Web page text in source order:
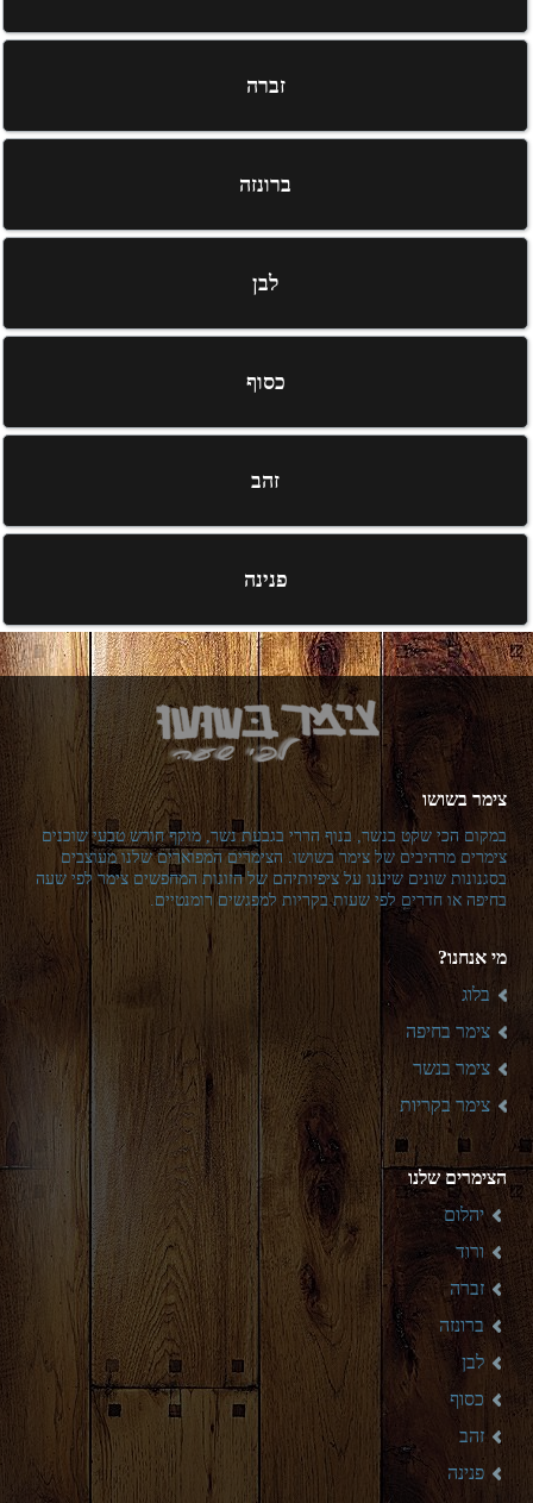
זברה
ברונזה
לבן
כסוף
זהב
פנינה
צימר בשושו
במקום הכי שקט בנשר, בנוף הררי בגבעת נשר, מוקף חורש טבעי שוכנים
צימרים מרהיבים של צימר בשושו. הצימרים המפוארים שלנו מעוצבים
בסגנונות שונים שיענו על ציפיותיהם של הזוגות המחפשים צימר לפי שעה
בחיפה או חדרים לפי שעות בקריות למפגשים רומנטיים.
מי אנחנו?
בלוג
צימר בחיפה
צימר בנשר
צימר בקריות
הצימרים שלנו
יהלום
ורוד
זברה
ברונזה
לבן
כסוף
זהב
פנינה